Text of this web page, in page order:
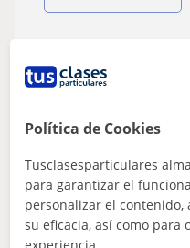
22€/
★
Madrid
Química: Matemáticas
Política de Cookies
Tusclasesparticulares
para garantizar el
personalizar el
su eficacia, así como para
experiencia.